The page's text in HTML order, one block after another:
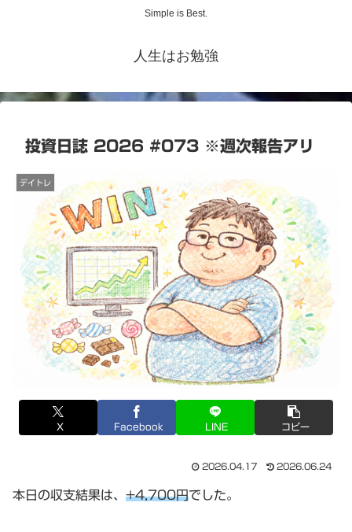
Simple is Best.
人生はお勉強
投資日誌 2026 #073 ※週次報告アリ
デイトレ
X Facebook LINE コピー
2026.04.17 2026.06.24
本日の収支結果は、 +4,700円でした。